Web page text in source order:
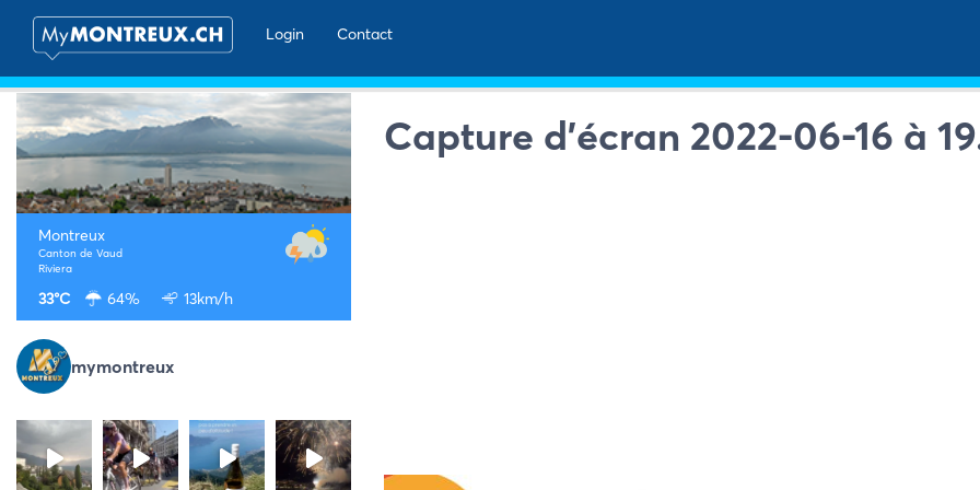
Login
Contact
Montreux
Canton de Vaud
Riviera
33°C 64% 13km/h
mymontreux
Capture d’écran 2022-06-16 à